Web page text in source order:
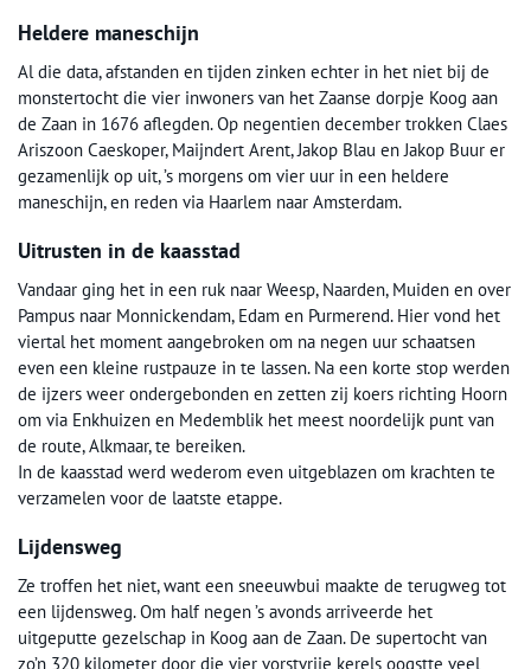
Heldere maneschijn
Al die data, afstanden en tijden zinken echter in het niet bij de
monstertocht die vier inwoners van het Zaanse dorpje Koog aan
de Zaan in 1676 aflegden. Op negentien december trokken Claes
Ariszoon Caeskoper, Maijndert Arent, Jakop Blau en Jakop Buur er
gezamenlijk op uit, ’s morgens om vier uur in een heldere
maneschijn, en reden via Haarlem naar Amsterdam.
Uitrusten in de kaasstad
Vandaar ging het in een ruk naar Weesp, Naarden, Muiden en over
Pampus naar Monnickendam, Edam en Purmerend. Hier vond het
viertal het moment aangebroken om na negen uur schaatsen
even een kleine rustpauze in te lassen. Na een korte stop werden
de ijzers weer ondergebonden en zetten zij koers richting Hoorn
om via Enkhuizen en Medemblik het meest noordelijk punt van
de route, Alkmaar, te bereiken.
In de kaasstad werd wederom even uitgeblazen om krachten te
verzamelen voor de laatste etappe.
Lijdensweg
Ze troffen het niet, want een sneeuwbui maakte de terugweg tot
een lijdensweg. Om half negen ’s avonds arriveerde het
uitgeputte gezelschap in Koog aan de Zaan. De supertocht van
zo’n 320 kilometer door die vier vorstvrije kerels oogstte veel